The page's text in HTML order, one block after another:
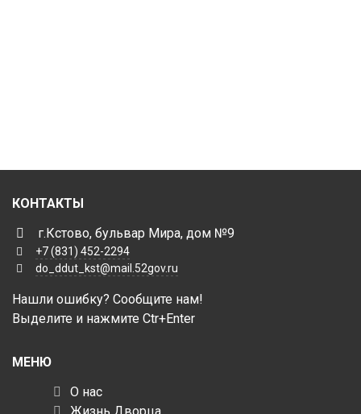
КОНТАКТЫ
г.Кстово, бульвар Мира, дом №9
+7 (831) 452-2294
do_ddut_kst@mail.52gov.ru
Нашли ошибку? Сообщите нам!
Выделите и нажмите Ctr+Enter
МЕНЮ
О нас